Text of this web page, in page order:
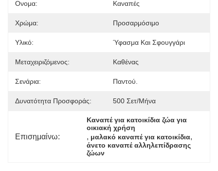
Ονομα: Καναπές
Χρώμα: Προσαρμόσιμο
Υλικό: Ύφασμα Και Σφουγγάρι
Μεταχειριζόμενος: Καθένας
Σενάρια: Παντού.
Δυνατότητα Προσφοράς: 500 Σετ/μήνα
Επισημαίνω:
Καναπέ για κατοικίδια ζώα για
οικιακή χρήση
, μαλακό καναπέ για κατοικίδια,
άνετο καναπέ αλληλεπίδρασης
ζώων